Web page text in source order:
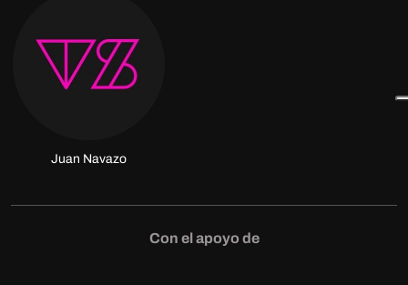
Juan Navazo
Con el apoyo de